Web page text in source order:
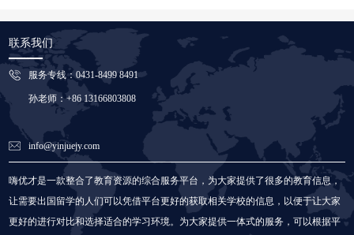
嗨优才是一款整合了教育资源的综合服务平台，为大家提供了很多的教育信息，
让需要出国留学的人们可以凭借平台更好的获取相关学校的信息，以便于让大家
更好的进行对比和选择适合的学习环境。为大家提供一体式的服务，可以根据平
联系我们
服务专线：0431-8499 8491
孙老师：+86 13166803808
info@yinjuejy.com